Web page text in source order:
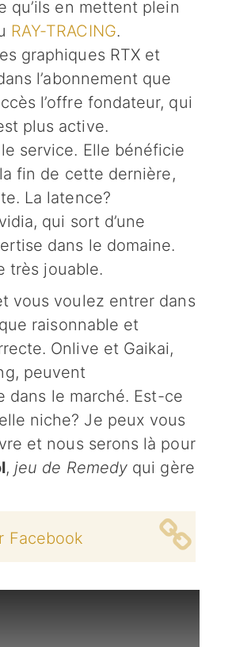
qu’ils en mettent plein
RAY-TRACING.
graphiques RTX et
l’abonnement que
l’offre fondateur, qui
plus active.
service. Elle bénéficie
fin de cette dernière,
La latence?
qui sort d’une
dans le domaine.
très jouable.
vous voulez entrer dans
raisonnable et
Onlive et Gaikai,
peuvent
dans le marché. Est-ce
niche? Je peux vous
et nous serons là pour
,jeu de Remedy qui gère
Facebook